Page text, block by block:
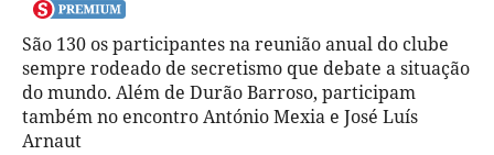
São 130 os participantes na reunião anual do clube
sempre rodeado de secretismo que debate a situação
do mundo. Além de Durão Barroso, participam
também no encontro António Mexia e José Luís
Arnaut